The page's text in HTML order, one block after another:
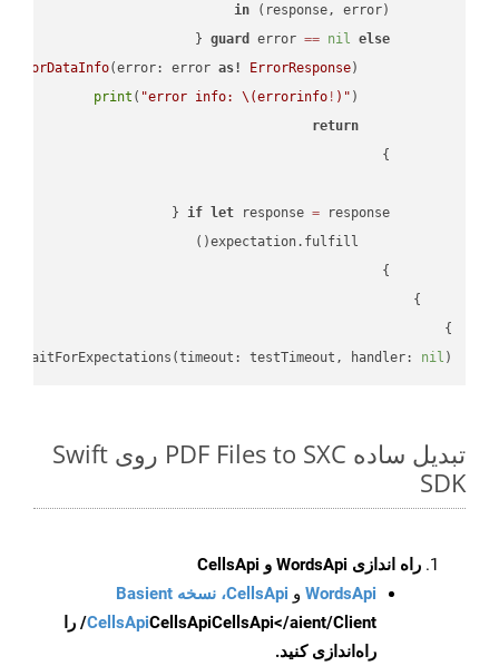
        (response, error)
in
guard
error == nil else
(error: error as!
ErrorResponse
print ( "error info: \(errorinfo! ) "
return
if let response =
}
.waitForExpectations(timeout: testTimeout, handler: nil )
تبدیل ساده PDF Files to SXC روی Swift
SDK
راه اندازی WordsApi و CellsApi
WordsApi و CellsApi، نسخه Basient
CellsApiCellsApi
CellsApi</aient/Client/ را
راه‌اندازی کنید.